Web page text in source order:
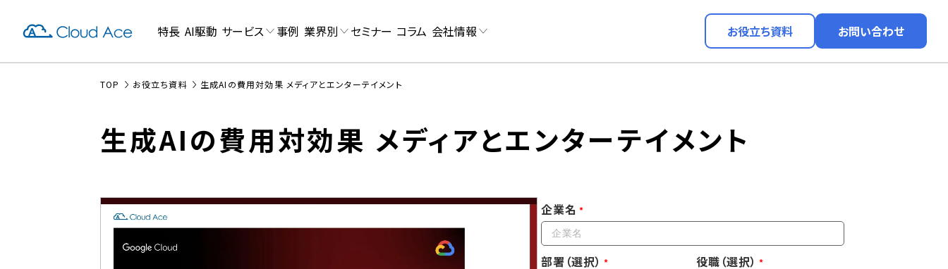
特長 AI駆動 サービス 事例 業界別 セミナー コラム 会社情報 お役立ち資料 お問い合わせ
TOP お役立ち資料 生成AIの費用対効果 メディアとエンターテイメント
生成AIの費用対効果 メディアとエンターテイメント
企業名
部署（選択） 役職（選択）